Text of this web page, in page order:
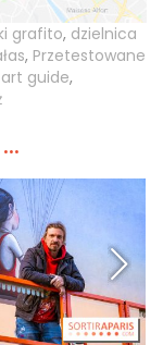
grafito, dzielnica
, Przetestowane
guide,